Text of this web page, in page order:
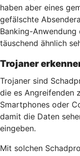
haben aber eines
gefälschte
Banking-
täuschend ähnlich
Trojaner
Trojaner sind
die es Angreifenden
Smartphones oder
damit die Daten
eingeben.
Mit solchen